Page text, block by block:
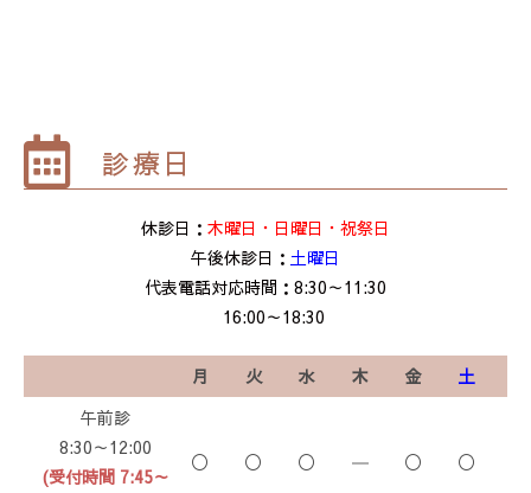
診療日
休診日： 木曜日・日曜日・祝祭日
午後休診日： 土曜日
代表電話対応時間：8:30～11:30
16:00～18:30
月 火 水 木 金
土
午前診
8:30～12:00
(受付時間 7:45～
〇 〇 〇 ― 〇 〇